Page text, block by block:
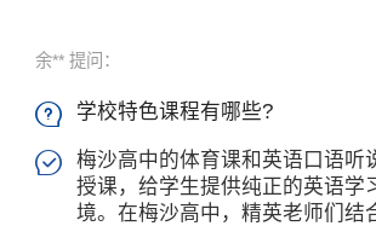
余** 提问：
 学校特色课程有哪些?

梅沙高中的体育课和英语口语听
授课，给学生提供纯正的英语学
境。在梅沙高中，精英老师们结